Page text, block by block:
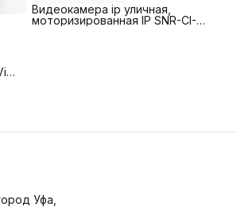
Видеокамера ip уличная,
моторизированная IP SNR-CI-
Уфа,